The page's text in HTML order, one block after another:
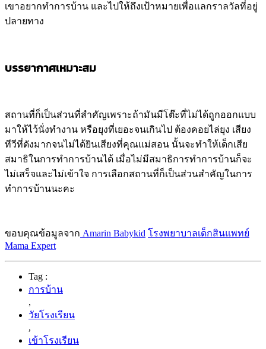
เขาอยากทำการบ้าน และไปให้ถึงเป้าหมายเพื่อแลกราลวัลที่อยู่
ปลายทาง
บรรยากาศเหมาะสม
สถานที่ก็เป็นส่วนที่สำคัญเพราะถ้ามันมีโต๊ะที่ไม่ได้ถูกออกแบบ
มาให้ไว้นั่งทำงาน หรือยุงที่เยอะจนเกินไป ต้องคอยไล่ยุง เสียง
ทีวีที่ดังมากจนไม่ได้ยินเสียงที่คุณแม่สอน นั้นจะทำให้เด็กเสีย
สมาธิในการทำการบ้านได้ เมื่อไม่มีสมาธิการทำการบ้านก็จะ
ไม่เสร็จและไม่เข้าใจ การเลือกสถานที่ก็เป็นส่วนสำคัญในการ
ทำการบ้านนะคะ
ขอบคุณข้อมูลจาก Amarin Babykid โรงพยาบาลเด็กสินแพทย์
Mama Expert
Tag :
การบ้าน
,
วัยโรงเรียน
,
เข้าโรงเรียน